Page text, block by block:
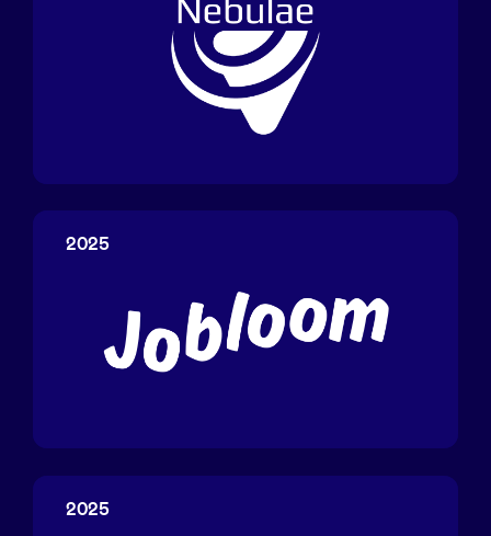
Northern
Lights
Jobloom
2025
2025